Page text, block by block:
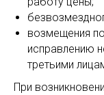
возмещения
исправлению
третьими
При